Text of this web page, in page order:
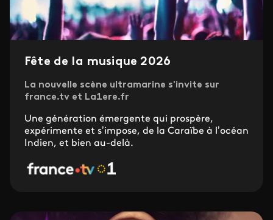
Fête de la musique 2026
La nouvelle scène ultramarine s'invite sur
france.tv et La1ere.fr
Une génération émergente qui prospère,
expérimente et s’impose, de la Caraïbe à l’océan
Indien, et bien au-delà.